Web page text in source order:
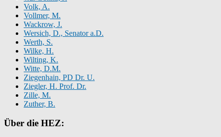
Volk, A.
Vollmer, M.
Wackrow, J.
Wersich, D., Senator a.D.
Werth, S.
Wilke, H.
Wilting, K.
Witte, D.M.
Ziegenhain, PD Dr. U.
Ziegler, H. Prof. Dr.
Zille, M.
Zuther, B.
Über die HEZ: